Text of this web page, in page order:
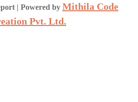
| Powered by Mithila Code
Pvt. Ltd.